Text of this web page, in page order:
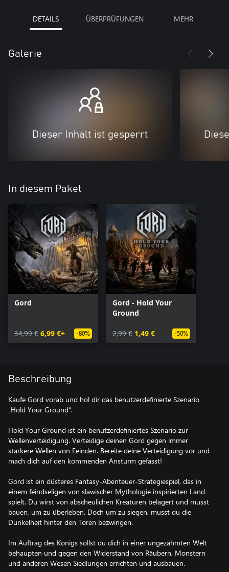
DETAILS ÜBERPRÜFUNGEN MEHR
Galerie
Dieser Inhalt ist gesperrt
In diesem Paket
Gord
34,99 € 6,99 €+ -80%
Gord - Hold Your
Ground
2,99 € 1,49 € -50%
Beschreibung
Kaufe Gord vorab und hol dir das benutzerdefinierte Szenario
„Hold Your Ground“.
Hold Your Ground ist ein benutzerdefiniertes Szenario zur
Wellenverteidigung. Verteidige deinen Gord gegen immer
stärkere Wellen von Feinden. Bereite deine Verteidigung vor und
mach dich auf den kommenden Ansturm gefasst!
Gord ist ein düsteres Fantasy-Abenteuer-Strategiespiel, das in
einem feindseligen von slawischer Mythologie inspirierten Land
spielt. Du wirst von abscheulichen Kreaturen belagert und musst
bauen, um zu überleben. Doch um zu siegen, musst du die
Dunkelheit hinter den Toren bezwingen.
Im Auftrag des Königs sollst du dich in einer ungezähmten Welt
behaupten und gegen den Widerstand von Räubern, Monstern
und anderen Wesen Siedlungen errichten und ausbauen.